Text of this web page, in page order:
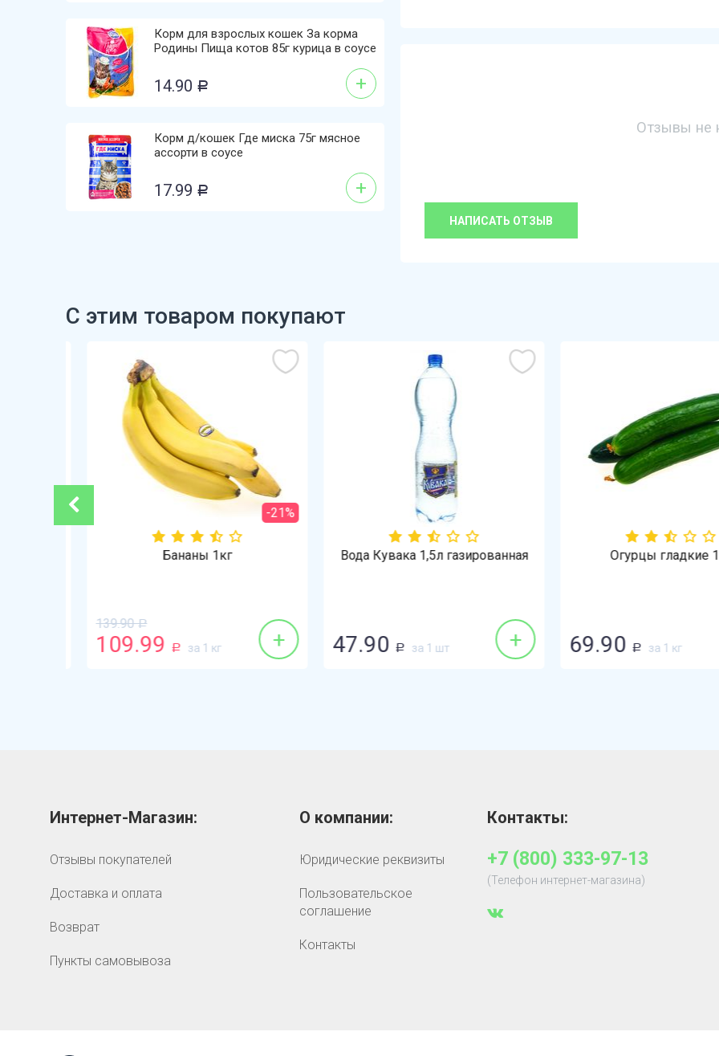
Корм для взрослых кошек За корма
Родины Пища котов 85г курица в соусе
14.90 Р +
Корм д/кошек Где миска 75г мясное
ассорти в соусе
17.99 Р +
Отзывы не
НАПИСАТЬ ОТЗЫВ
С этим товаром покупают
-21%
Бананы 1кг
139.90 Р
109.99 Р за 1 кг +
Вода Кувака 1,5л газированная
47.90 Р за 1 шт +
Огурцы гладкие 1кг
69.90 Р за 1 кг
Интернет-Магазин:
Отзывы покупателей
Доставка и оплата
Возврат
Пункты самовывоза
О компании:
Юридические реквизиты
Пользовательское
соглашение
Контакты
Контакты:
+7 (800) 333-97-13
(Телефон интернет-магазина)